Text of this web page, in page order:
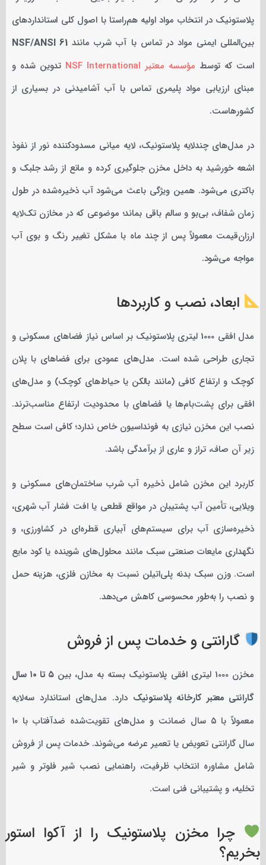
پلاستونیک در انتخاب مواد اولیه هم‌راستا با اصول کلی استانداردهای
بین‌المللی ایمنی مواد در تماس با آب شرب مانندNSF/ANSI 61
است که توسط مؤسسه معتبر NSF International
تدوین شده و
مبنای ارزیابی مواد پلیمری تماس با آب آشامیدنی در بسیاری از
کشورهاست.
در مدل‌های چندلایه پلاستونیک، لایه میانی مسدودکننده نور از نفوذ
اشعه خورشید به داخل مخزن جلوگیری کرده و مانع از رشد جلبک و
باکتری می‌شود. همین ویژگی باعث می‌شود آب ذخیره‌شده در طول
زمان شفاف، بی‌بو و سالم باقی بماند؛ موضوعی که در مخازن تک‌لایه
ارزان‌قیمت معمولاً پس از چند ماه با مشکل تغییر رنگ و بوی آب
مواجه می‌شود.
ابعاد، نصب و کاربردها
مدل افقی 1000 لیتری پلاستونیک بر اساس نیاز فضاهای مسکونی و
تجاری طراحی شده است. مدل‌های عمودی برای فضاهای با پلان
کوچک و ارتفاع کافی (مانند بالکن یا حیاط‌های کوچک) و مدل‌های
افقی برای پشت‌بام‌ها یا فضاهای با محدودیت ارتفاع مناسب‌ترند.
نصب این مخزن نیازی به فونداسیون خاص ندارد؛ کافی است سطح
زیر آن صاف، تراز و عاری از برآمدگی باشد.
کاربرد این مخزن شامل ذخیره آب شرب ساختمان‌های مسکونی و
ویلایی، تأمین آب پشتیبان در مواقع قطعی یا افت فشار آب شهری،
ذخیره‌سازی آب برای سیستم‌های آبیاری قطره‌ای در کشاورزی، و
نگهداری مایعات صنعتی سبک مانند محلول‌های شوینده یا کود مایع
است. وزن سبک بدنه پلی‌اتیلن نسبت به مخازن فلزی، هزینه حمل
و نصب را به‌طور محسوسی کاهش می‌دهد.
گارانتی و خدمات پس از فروش
مخزن 1000 لیتری افقی پلاستونیک بسته به مدل، بین
۵ تا ۱۰ سال
گارانتی معتبر کارخانه پلاستونیک دارد. مدل‌های استاندارد سه‌لایه
معمولاً با ۵ سال ضمانت و مدل‌های تقویت‌شده ضدآفتاب با ۱۰
سال گارانتی تعویض یا تعمیر عرضه می‌شوند. خدمات پس از فروش
شامل مشاوره انتخاب ظرفیت، راهنمایی نصب شیر فلوتر و شیر
تخلیه، و پشتیبانی فنی است.
چرا مخزن پلاستونیک را از آکوا استور
بخریم؟